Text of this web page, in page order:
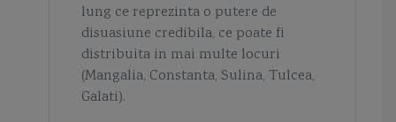
lung ce reprezinta o putere de
disuasiune credibila, ce poate fi
distribuita in mai multe locuri
(Mangalia, Constanta, Sulina, Tulcea,
Galati).